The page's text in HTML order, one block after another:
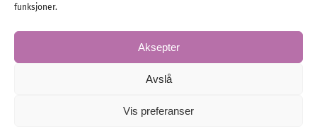
funksjoner.
Aksepter
Avslå
Vis preferanser